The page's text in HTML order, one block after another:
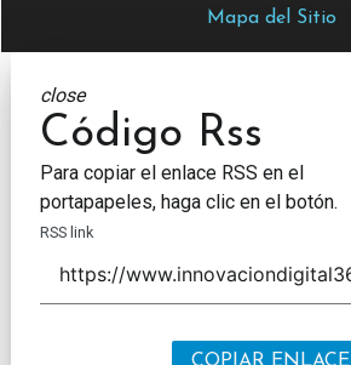
Mapa del Sitio
close
Código Rss
Para copiar el enlace RSS en el
portapapeles, haga clic en el botón.
RSS link